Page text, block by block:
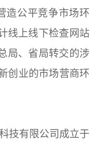
造公平竞争市场环
线上线下检查网站
局、省局转交的涉
创业的市场营商环
技有限公司成立于